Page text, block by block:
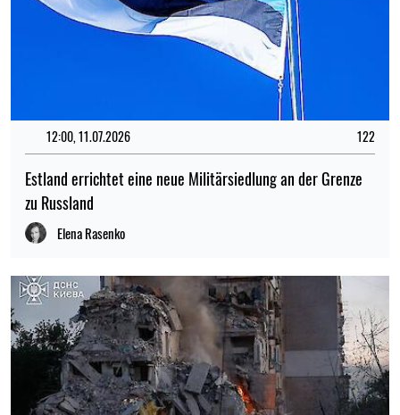
12:00, 11.07.2026 122
Estland errichtet eine neue Militärsiedlung an der Grenze
zu Russland
Elena Rasenko